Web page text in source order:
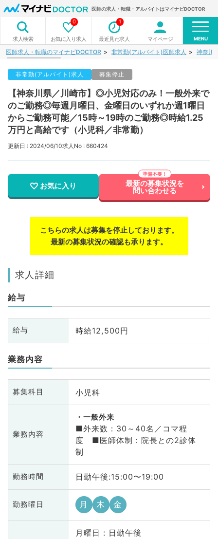
医師の求人・転職・アルバイトはマイナビDOCTOR
求人検索 お気に入り求人
0
最近見た求人
1
マイページ MENU
医師求人・転職のマイナビDOCTOR 非常勤(アルバイト)医師求人 神奈川
非常勤(アルバイト)求人 募集停止
【神奈川県／川崎市】◎小児対応のみ！一般外来で
のご勤務◎毎週月曜日、金曜日のいずれか週1曜日
からご勤務可能／15時～19時のご勤務◎時給1.25
万円と高給です（小児科／非常勤）
更新日 : 2024/06/10求人No : 660424
お気に入り 最新の募集状況を
問い合わせる
こちらの求人は募集を停止しております。
最新の募集状況の確認も承ります。
求人詳細
給与
給与 時給12,500円
業務内容
募集科目 小児科
業務内容
一般外来
■外来数：30～40名／コマ程
度 ■医師体制：院長との2診体
制
勤務時間 日勤午後:15:00〜19:00
勤務曜日 月 木 金
月曜日 : 日勤午後